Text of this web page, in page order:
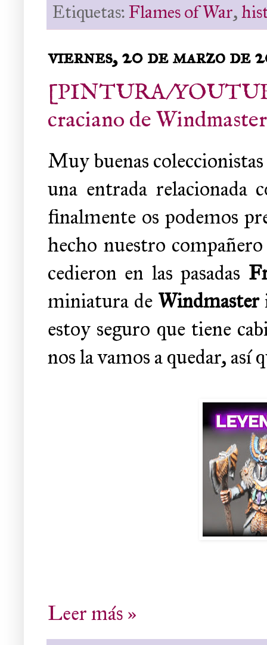
Etiquetas:Flames of War,
viernes, 20 de marzo de
[PINTURA/
craciano de
Muy buenas
una entrada relacionada
finalmente os podemos
hecho nuestro
cedieron en las pasadas
miniatura de Windmaster
estoy seguro que tiene
nos la vamos a quedar, así
Leer más »